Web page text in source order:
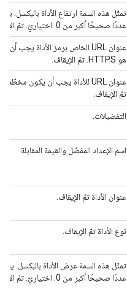
تمثّل هذه السمة ارتفاع الأداة بالبكسل.
عددًا صحيحًا أكبر من 0. اختياريّ. تمّ الإيقاف.
هو HTTPS. تمّ الإيقاف.
تمّ الإيقاف.
التفضيلات.
اسم الإعداد المفضّل والقيمة المقابلة
عنوان الأداة تمّ الإيقاف.
نوع الأداة تمّ الإيقاف.
تمثّل هذه السمة عرض الأداة بالبكسل.
عددًا صحيحًا أكبر من 0. اختياريّ. تمّ الإيقاف.